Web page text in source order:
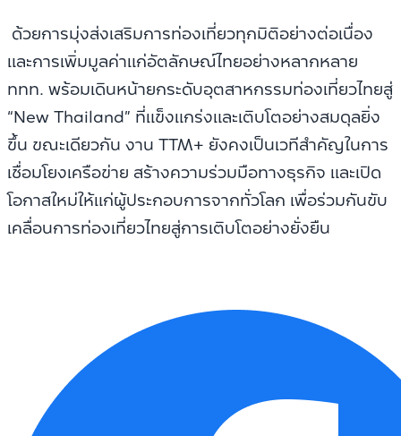
ด้วยการมุ่งส่งเสริมการท่องเที่ยวทุกมิติอย่างต่อเนื่อง
และการเพิ่มมูลค่าแก่อัตลักษณ์ไทยอย่างหลากหลาย
ททท. พร้อมเดินหน้ายกระดับอุตสาหกรรมท่องเที่ยวไทยสู่
“New Thailand” ที่แข็งแกร่งและเติบโตอย่างสมดุลยิ่ง
ขึ้น ขณะเดียวกัน งาน TTM+ ยังคงเป็นเวทีสำคัญในการ
เชื่อมโยงเครือข่าย สร้างความร่วมมือทางธุรกิจ และเปิด
โอกาสใหม่ให้แก่ผู้ประกอบการจากทั่วโลก เพื่อร่วมกันขับ
เคลื่อนการท่องเที่ยวไทยสู่การเติบโตอย่างยั่งยืน